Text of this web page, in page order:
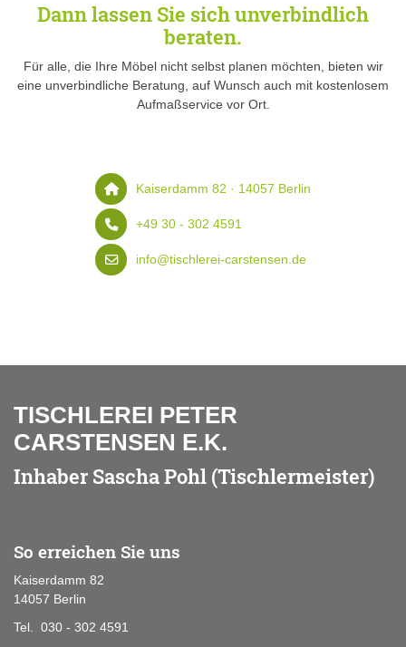
Dann lassen Sie sich unverbindlich
beraten.
Für alle, die Ihre Möbel nicht selbst planen möchten, bieten wir
eine unverbindliche Beratung, auf Wunsch auch mit kostenlosem
Aufmaßservice vor Ort.
Kaiserdamm 82 · 14057 Berlin
+49 30 - 302 4591
info@tischlerei-carstensen.de
TISCHLEREI PETER
CARSTENSEN E.K.
Inhaber Sascha Pohl (Tischlermeister)
So erreichen Sie uns
Kaiserdamm 82
14057 Berlin
Tel. 030 - 302 4591